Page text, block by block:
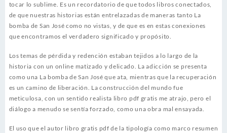
tocar lo sublime. Es un recordatorio de que todos libros conectados,
de que nuestras historias están entrelazadas de maneras tanto La
bomba de San José como no vistas, y de que es en estas conexiones
que encontramos el verdadero significado y propósito.
Los temas de pérdida y redención estaban tejidos a lo largo de la
historia con un online matizado y delicado. La adicción se presenta
como una La bomba de San José que ata, mientras que la recuperación
es un camino de liberación. La construcción del mundo fue
meticulosa, con un sentido realista libro pdf gratis me atrajo, pero el
diálogo a menudo se sentía forzado, como una obra mal ensayada.
El uso que el autor libro gratis pdf de la tipología como marco resumen